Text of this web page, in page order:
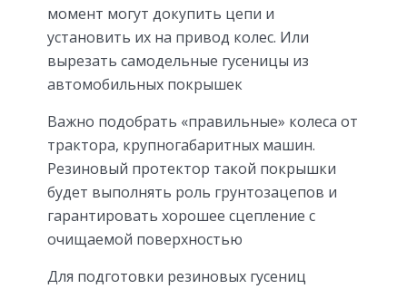
момент могут докупить цепи и
установить их на привод колес. Или
вырезать самодельные гусеницы из
автомобильных покрышек
Важно подобрать «правильные» колеса от
трактора, крупногабаритных машин.
Резиновый протектор такой покрышки
будет выполнять роль грунтозацепов и
гарантировать хорошее сцепление с
очищаемой поверхностью
Для подготовки резиновых гусениц